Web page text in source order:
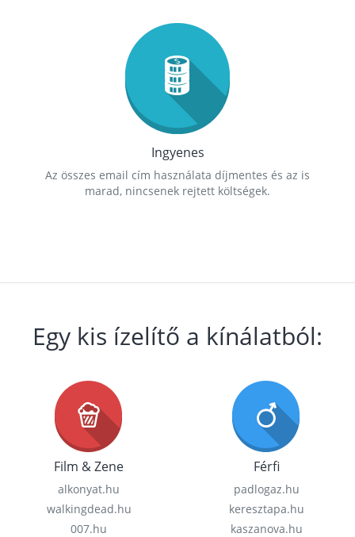
Ingyenes
Az összes email cím használata díjmentes és az is
marad, nincsenek rejtett költségek.
Egy kis ízelítő a kínálatból:
Film & Zene
alkonyat.hu
walkingdead.hu
007.hu
Férfi
padlogaz.hu
keresztapa.hu
kaszanova.hu